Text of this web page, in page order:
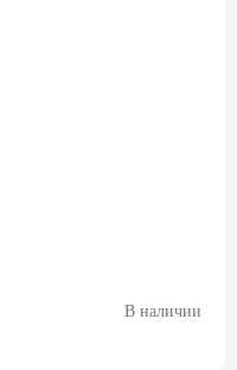
В наличии